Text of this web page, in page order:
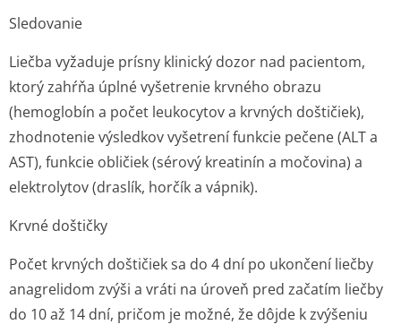
Sledovanie
Liečba vyžaduje prísny klinický dozor nad pacientom,
ktorý zahŕňa úplné vyšetrenie krvného obrazu
(hemoglobín a počet leukocytov a krvných doštičiek),
zhodnotenie výsledkov vyšetrení funkcie pečene (ALT a
AST), funkcie obličiek (sérový kreatinín a močovina) a
elektrolytov (draslík, horčík a vápnik).
Krvné doštičky
Počet krvných doštičiek sa do 4 dní po ukončení liečby
anagrelidom zvýši a vráti na úroveň pred začatím liečby
do 10 až 14 dní, pričom je možné, že dôjde k zvýšeniu